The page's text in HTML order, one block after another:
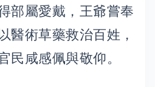
部屬愛戴，王爺嘗奉
醫術草藥救治百姓，
民咸感佩與敬仰。